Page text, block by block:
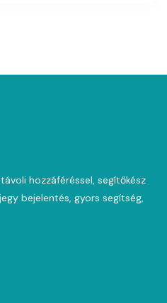
hozzáféréssel, segítőkész
bejelentés, gyors segítség,